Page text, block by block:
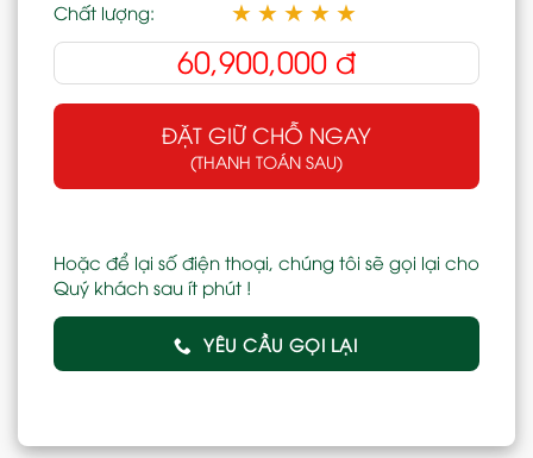
Chất lượng:
★ ★ ★ ★ ★
60,900,000 đ
ĐẶT GIỮ CHỖ NGAY
(THANH TOÁN SAU)
Hoặc để lại số điện thoại, chúng tôi sẽ gọi lại cho
Quý khách sau ít phút !
YÊU CẦU GỌI LẠI